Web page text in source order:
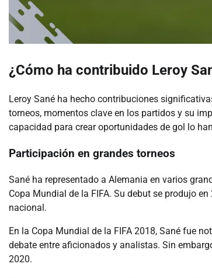
¿Cómo ha contribuido Leroy
Leroy Sané ha hecho contribuciones
torneos, momentos clave en los partidos y su
capacidad para crear oportunidades de gol lo
Participación en grandes torneos
Sané ha representado a Alemania en varios
Copa Mundial de la FIFA. Su debut se produjo
nacional.
En la Copa Mundial de la FIFA 2018, Sané fue
debate entre aficionados y analistas. Sin
2020.